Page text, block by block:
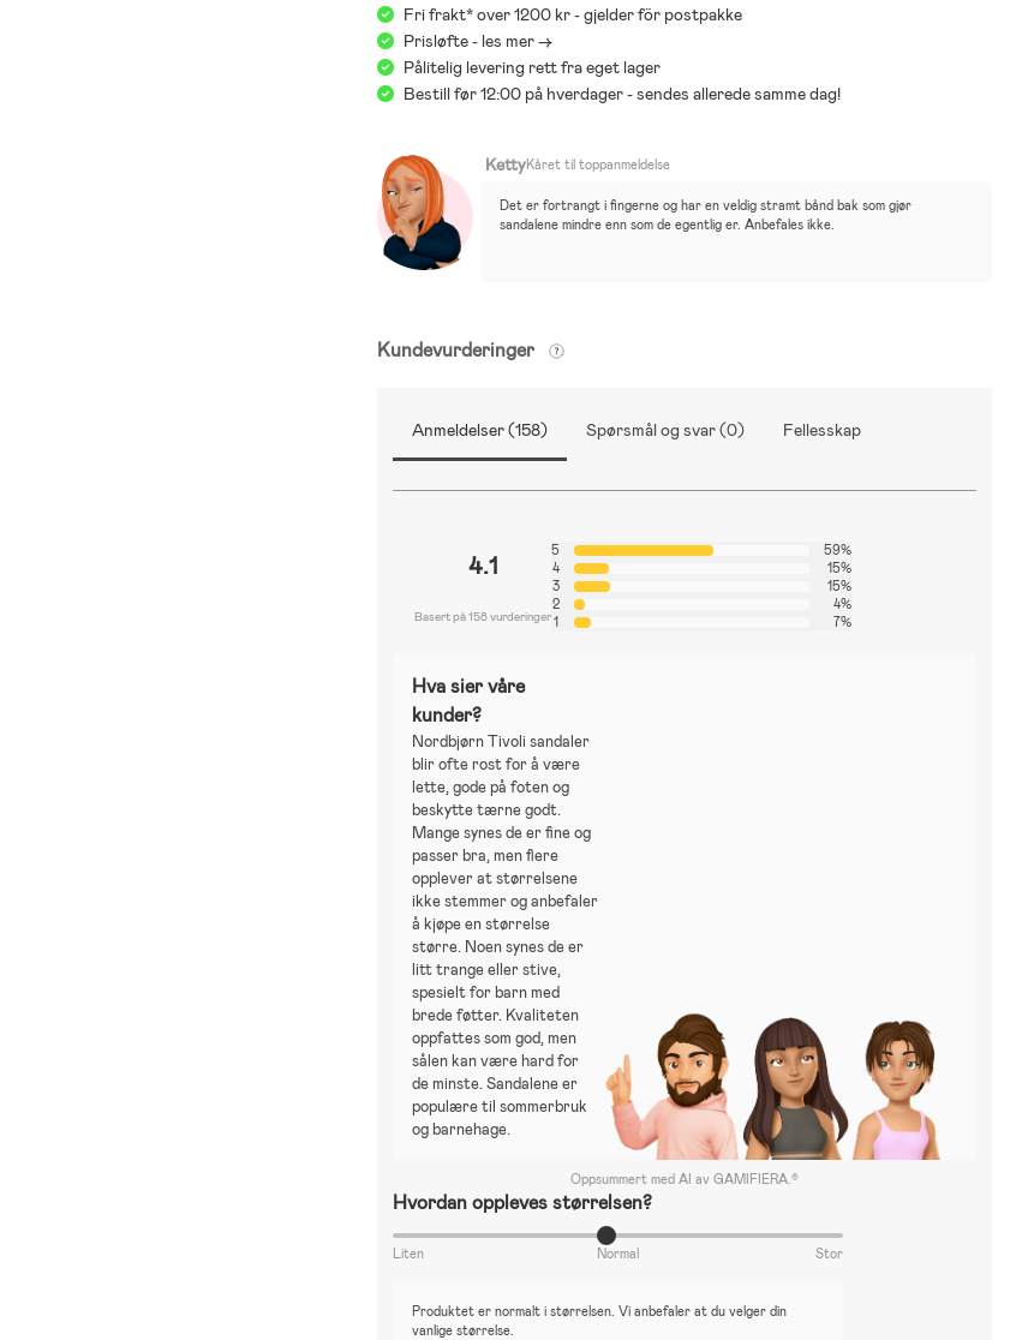
Fri frakt* over 1200 kr - gjelder för postpakke
Prisløfte - les mer ->
Pålitelig levering rett fra eget lager
Bestill før 12:00 på hverdager - sendes allerede samme dag!
KettyKåret til toppanmeldelse
Det er fortrangt i fingerne og har en veldig stramt bånd bak som gjør
sandalene mindre enn som de egentlig er. Anbefales ikke.
Kundevurderinger
Anmeldelser (158) Spørsmål og svar (0) Fellesskap
4.1
Basert på 158 vurderinger
5
59%
4
15%
3
15%
2
4%
1
7%
Hva sier våre
kunder?
Nordbjørn Tivoli sandaler
blir ofte rost for å være
lette, gode på foten og
beskytte tærne godt.
Mange synes de er fine og
passer bra, men flere
opplever at størrelsene
ikke stemmer og anbefaler
å kjøpe en størrelse
større. Noen synes de er
litt trange eller stive,
spesielt for barn med
brede føtter. Kvaliteten
oppfattes som god, men
sålen kan være hard for
de minste. Sandalene er
populære til sommerbruk
og barnehage.
Oppsummert med AI av GAMIFIERA.®
Hvordan oppleves størrelsen?
Liten Normal Stor
Produktet er normalt i størrelsen. Vi anbefaler at du velger din
vanlige størrelse.